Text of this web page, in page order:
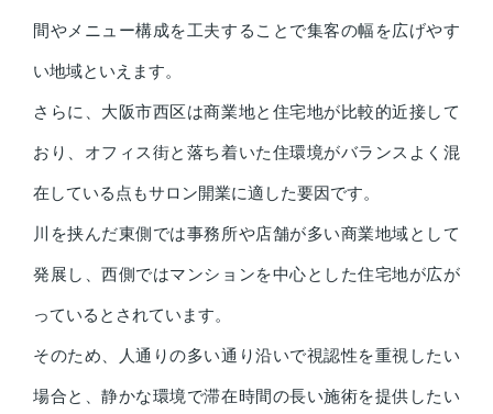
間やメニュー構成を工夫することで集客の幅を広げやす
い地域といえます。
さらに、大阪市西区は商業地と住宅地が比較的近接して
おり、オフィス街と落ち着いた住環境がバランスよく混
在している点もサロン開業に適した要因です。
川を挟んだ東側では事務所や店舗が多い商業地域として
発展し、西側ではマンションを中心とした住宅地が広が
っているとされています。
そのため、人通りの多い通り沿いで視認性を重視したい
場合と、静かな環境で滞在時間の長い施術を提供したい